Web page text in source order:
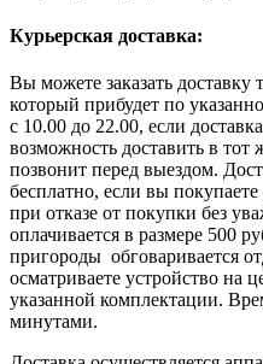
Курьерская доставка:
Вы можете заказать
который прибудет по
с 10.00 до 22.00, если
возможность доставить в тот
позвонит перед выездом.
бесплатно, если вы
при отказе от покупки без
оплачивается в размере 500
пригороды обговаривается
осматриваете устройство на
указанной комплектации.
минутами.